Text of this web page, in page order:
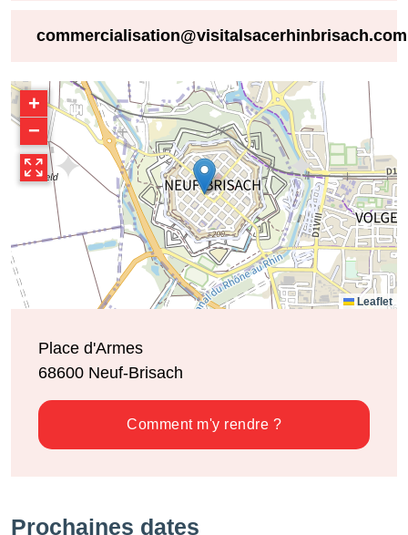
commercialisation@visitalsacerhinbrisach.com
+
−
Leaflet
Place d'Armes
68600 Neuf-Brisach
Comment m'y rendre ?
Prochaines dates